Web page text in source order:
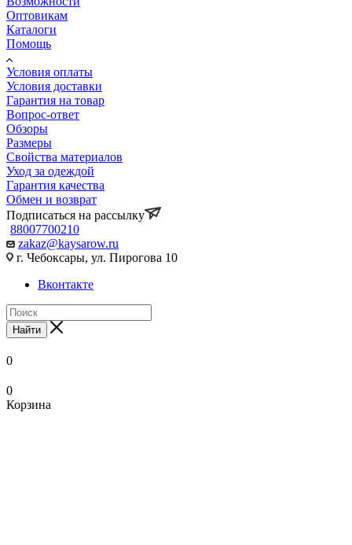
Оптовикам
Каталоги
Помощь
Условия оплаты
Условия доставки
Гарантия на товар
Вопрос-ответ
Обзоры
Размеры
Свойства материалов
Уход за одеждой
Гарантия качества
Обмен и возврат
Подписаться на рассылку
88007700210
zakaz@kaysarow.ru
г. Чебоксары, ул. Пирогова 10
Вконтакте
Найти
0
0
Корзина